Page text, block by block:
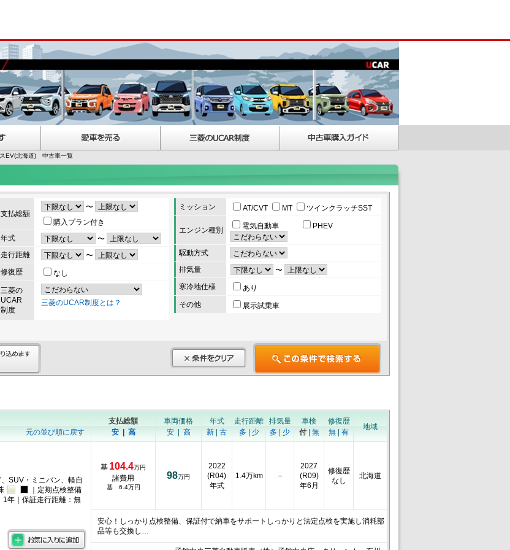
EV(北海道) 中古車一覧
支払総額
〜
購入プラン付き
年式
〜
走行距離
〜
修復歴
なし
三菱の
UCAR
制度
三菱のUCAR制度とは？
ミッション AT/CVT MT ツインクラッチSST
エンジン種別 電気自動車 PHEV
駆動方式
排気量
〜
寒冷地仕様
あり
その他
展示試乗車
元の並び順に戻す
支払総額
安| 高
車両価格
安| 高
年式
新
古
走行距離
多
少
排気量
多
少
車検
付| 無
修復歴
無
有
地域
SUV・ミニバン、軽自
｜定期点検整備
1年｜保証走行距離：無
基 104.4万円
諸費用
基 6.4万円
98万円
2022
(R04)
年式
1.4万km －
2027
(R09)
年6月
修復歴
なし
北海道
安心！しっかり点検整備、保証付で納車をサポートしっかりと法定点検を実施し消耗部
品等も交換し…